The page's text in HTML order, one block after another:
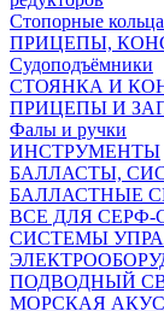
Стопорные
ПРИЦЕПЫ,
Судоподъёмники
СТОЯНКА И
ПРИЦЕПЫ И
Фалы и ручки
ИНСТРУМЕНТЫ
БАЛЛАСТЫ,
БАЛЛАСТНЫЕ
ВСЕ ДЛЯ
СИСТЕМЫ
ПОДВОДНЫЙ
МОРСКАЯ